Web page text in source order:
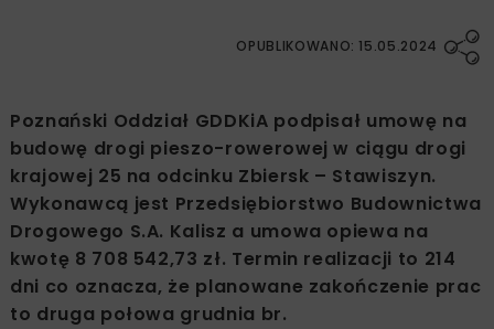
OPUBLIKOWANO: 15.05.2024
Poznański Oddział GDDKiA podpisał umowę na
budowę drogi pieszo-rowerowej w ciągu drogi
krajowej 25 na odcinku Zbiersk – Stawiszyn.
Wykonawcą jest Przedsiębiorstwo Budownictwa
Drogowego S.A. Kalisz a umowa opiewa na
kwotę 8 708 542,73 zł. Termin realizacji to 214
dni co oznacza, że planowane zakończenie prac
to druga połowa grudnia br.